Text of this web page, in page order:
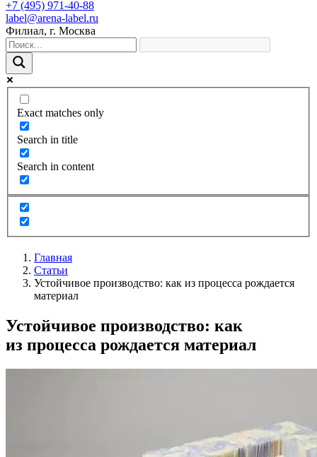
+7 (495) 971-40-88
label@arena-label.ru
Филиал, г. Москва
Exact matches only
Search in title
Search in content
Главная
Статьи
Устойчивое производство: как из процесса рождается
материал
Устойчивое производство: как
из процесса рождается материал